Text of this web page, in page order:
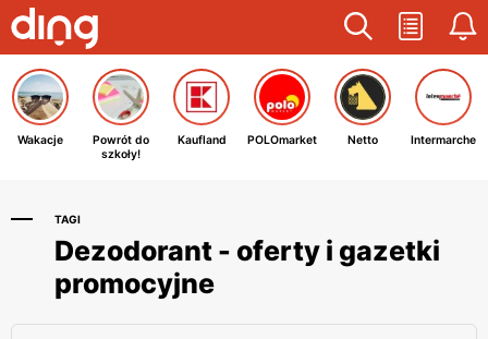
Wakacje
Powrót do
szkoły!
Kaufland POLOmarket Netto Intermarche
TAGI
Dezodorant - oferty i gazetki
promocyjne